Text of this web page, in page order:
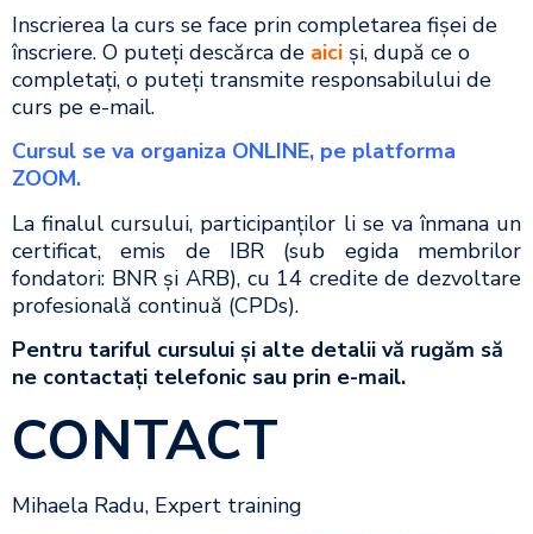
Inscrierea la curs se face prin completarea fişei de
înscriere. O puteţi descărca de aici şi, după ce o
completaţi, o puteţi transmite responsabilului de
curs pe e-mail.
Cursul se va organiza ONLINE, pe platforma
ZOOM.
La finalul cursului, participanţilor li se va înmana un
certificat, emis de IBR (sub egida membrilor
fondatori: BNR și ARB), cu 14 credite de dezvoltare
profesională continuă (CPDs).
Pentru tariful cursului şi alte detalii vă rugăm să
ne contactaţi telefonic sau prin e-mail.
CONTACT
Mihaela Radu, Expert training